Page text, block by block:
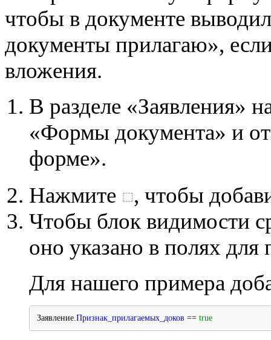
чтобы в документе
документы прилагаю»,
вложения.
В разделе «Заявления»
«Формы документа» и
форме».
Нажмите
, чтобы
Чтобы блок видимости
оно указано в полях
Для нашего примера
Заявление. Признак_прилагаемых_доков == true